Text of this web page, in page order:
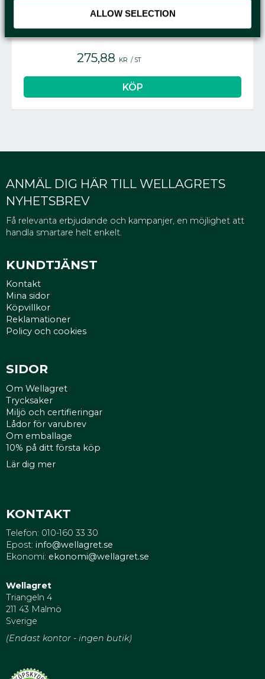
ALLOW SELECTION
275,88 KR / ST
ANMÄL DIG HÄR TILL WELLAGRETS
NYHETSBREV
Få relevanta erbjudande och kampanjer, en möjlighet att
handla smartare helt enkelt.
KUNDTJÄNST
Kontakt
Mina sidor
Köpvillkor
Reklamationer
Policy och cookies
SIDOR
Om Wellagret
Trycksaker
Miljö och certifieringar
Lådor för varubrev
Om emballage
10% på ditt första köp
Lär dig mer
KONTAKT
Telefon: 010-160 33 30
Epost: info@wellagret.se
Ekonomi: ekonomi@wellagret.se
Wellagret
Triangeln 4
211 43 Malmö
Sverige
(Endast kontor - ingen butik)